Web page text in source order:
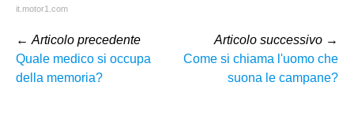
it.motor1.com
← Articolo precedente
Quale medico si occupa
della memoria?
Articolo successivo →
Come si chiama l'uomo che
suona le campane?